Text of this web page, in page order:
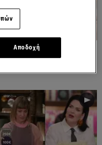
or Trash: Το Αντικείμενο
Ενθουσίασε Τη Χιωτίνη
Αποδοχή